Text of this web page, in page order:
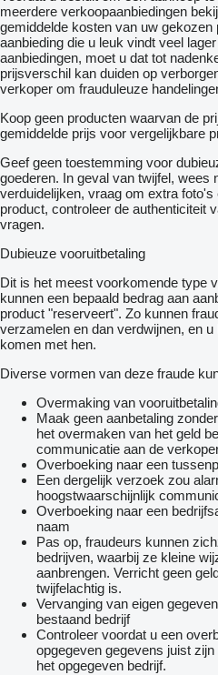
meerdere verkoopaanbiedingen
gemiddelde kosten van uw
aanbieding die u leuk vindt veel
aanbiedingen, moet u dat tot
prijsverschil kan duiden op
verkoper om frauduleuze
Koop geen producten waarvan de
gemiddelde prijs voor vergelijkbare
Geef geen toestemming voor
goederen. In geval van twijfel, wees
verduidelijken, vraag om extra
product, controleer de authenticiteit
vragen.
Dubieuze vooruitbetaling
Dit is het meest voorkomende type
kunnen een bepaald bedrag aan
product "reserveert". Zo kunnen
verzamelen en dan verdwijnen, en
komen met hen.
Diverse vormen van deze fraude
Overmaking van
Maak geen aanbetaling
het overmaken van het geld
communicatie aan de
Overboeking naar een
Een dergelijk verzoek zou
hoogstwaarschijnlijk
Overboeking naar een
naam
Pas op, fraudeurs kunnen
bedrijven, waarbij ze kleine
aanbrengen. Verricht geen
twijfelachtig is.
Vervanging van eigen
bestaand bedrijf
Controleer voordat u een
opgegeven gegevens juist
het opgegeven bedrijf.